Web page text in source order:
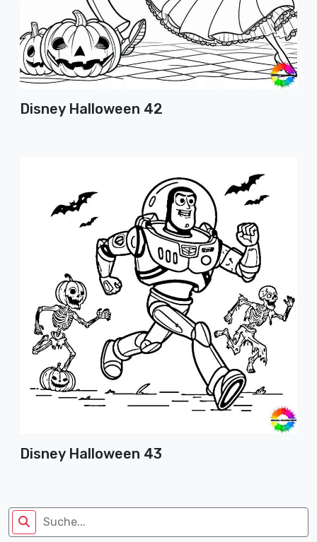
Disney Halloween 42
Disney Halloween 43